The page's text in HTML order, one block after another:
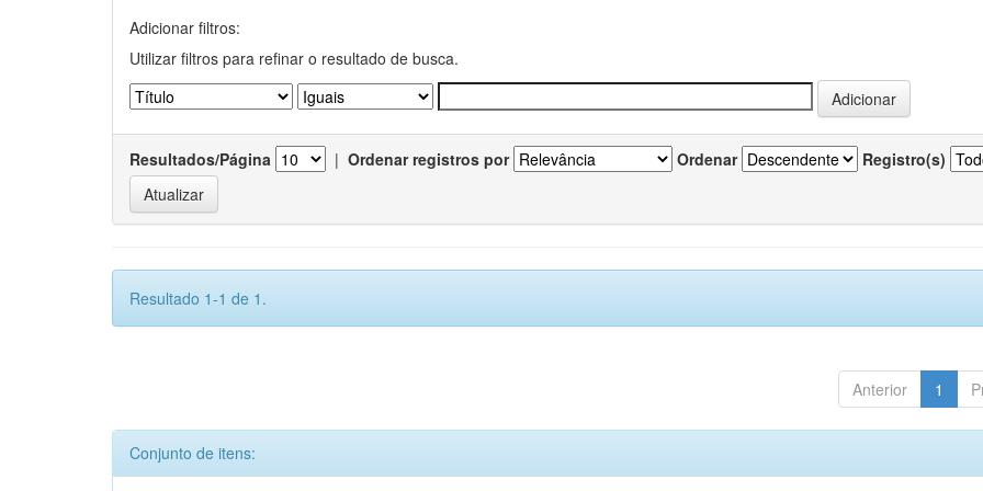
Adicionar filtros:
Utilizar filtros para refinar o resultado de busca.
Resultados/Página | Ordenar registros por Ordenar Registro(s)
Resultado 1-1 de 1.
Anterior 1
Conjunto de itens: